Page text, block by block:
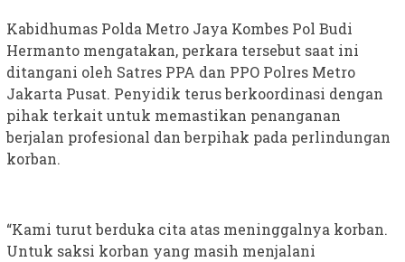
Kabidhumas Polda Metro Jaya Kombes Pol Budi
Hermanto mengatakan, perkara tersebut saat ini
ditangani oleh Satres PPA dan PPO Polres Metro
Jakarta Pusat. Penyidik terus berkoordinasi dengan
pihak terkait untuk memastikan penanganan
berjalan profesional dan berpihak pada perlindungan
korban.
“Kami turut berduka cita atas meninggalnya korban.
Untuk saksi korban yang masih menjalani